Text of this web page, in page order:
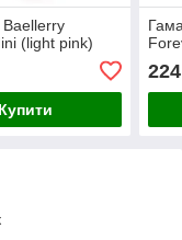
(light pink)
Купити
224